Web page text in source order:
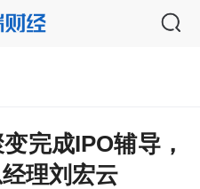
完成IPO辅导，
理刘宏云